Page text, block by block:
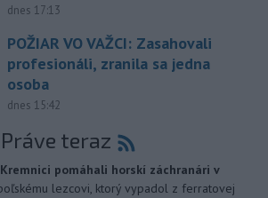
dnes 17:13
POŽIAR VO VAŽCI: Zasahovali
profesionáli, zranila sa jedna
osoba
dnes 15:42
Práve teraz
pomáhali horskí záchranári v
lezcovi, ktorý vypadol z ferratovej